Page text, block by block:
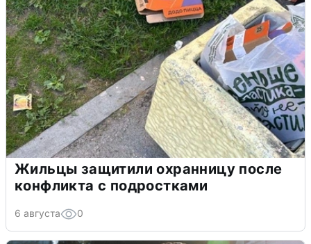
Жильцы защитили охранницу после
конфликта с подростками
6 августа 0